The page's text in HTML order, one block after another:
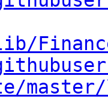
master/